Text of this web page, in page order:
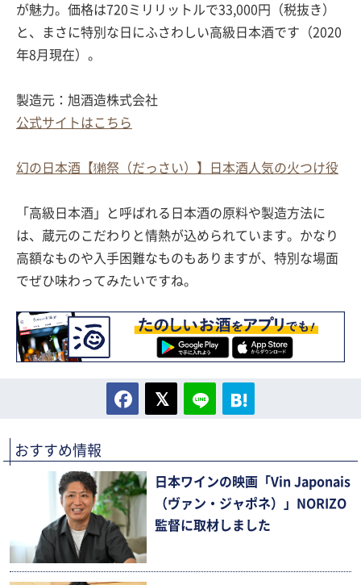
が魅力。価格は720ミリリットルで33,000円（税抜き）
と、まさに特別な日にふさわしい高級日本酒です（2020
年8月現在）。
製造元：旭酒造株式会社
公式サイトはこちら
幻の日本酒【獺祭（だっさい）】日本酒人気の火つけ役
「高級日本酒」と呼ばれる日本酒の原料や製造方法に
は、蔵元のこだわりと情熱が込められています。かなり
高額なものや入手困難なものもありますが、特別な場面
でぜひ味わってみたいですね。
おすすめ情報
日本ワインの映画「Vin Japonais
（ヴァン・ジャポネ）」NORIZO
監督に取材しました